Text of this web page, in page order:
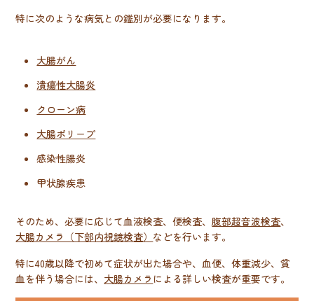
特に次のような病気との鑑別が必要になります。
大腸がん
潰瘍性大腸炎
クローン病
大腸ポリープ
感染性腸炎
甲状腺疾患
そのため、必要に応じて血液検査、便検査、腹部超音波検査、
大腸カメラ（下部内視鏡検査） などを行います。
特に40歳以降で初めて症状が出た場合や、血便、体重減少、貧
血を伴う場合には、 大腸カメラ による詳しい検査が重要です。